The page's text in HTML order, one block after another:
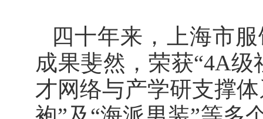
四十年来，上海市
成果斐然，荣获“4A
才网络与产学研支撑